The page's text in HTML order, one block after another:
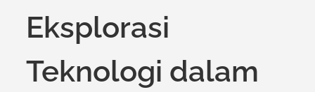
Eksplorasi
Teknologi dalam